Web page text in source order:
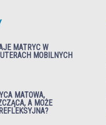
MATRYC W
MOBILNYCH
MATOWA,
A MOŻE